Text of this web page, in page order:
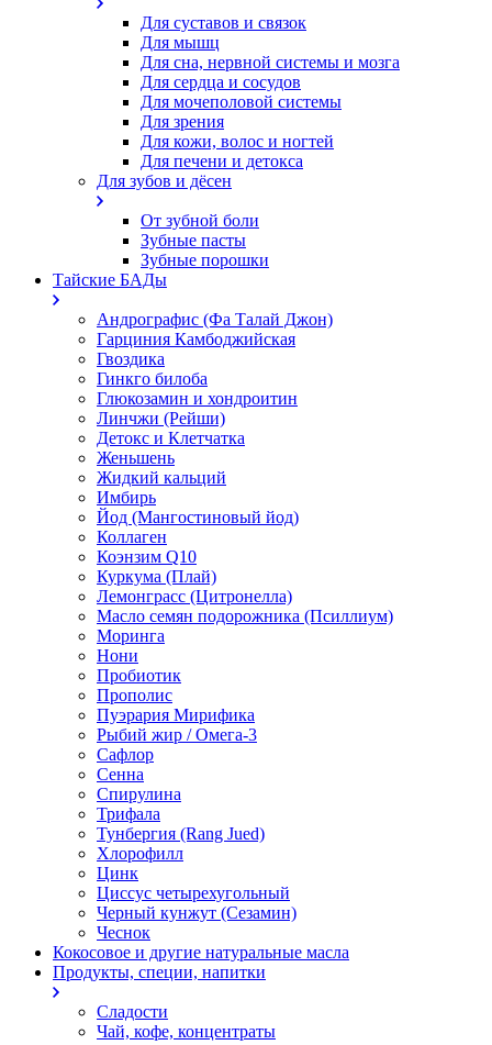
Для суставов и связок
Для мышц
Для сна, нервной системы и мозга
Для сердца и сосудов
Для мочеполовой системы
Для зрения
Для кожи, волос и ногтей
Для печени и детокса
Для зубов и дёсен
От зубной боли
Зубные пасты
Зубные порошки
Тайские БАДы
Андрографис (Фа Талай Джон)
Гарциния Камбоджийская
Гвоздика
Гинкго билоба
Глюкозамин и хондроитин
Линчжи (Рейши)
Детокс и Клетчатка
Женьшень
Жидкий кальций
Имбирь
Йод (Мангостиновый йод)
Коллаген
Коэнзим Q10
Куркума (Плай)
Лемонграсс (Цитронелла)
Масло семян подорожника (Псиллиум)
Моринга
Нони
Пробиотик
Прополис
Пуэрария Мирифика
Рыбий жир / Омега-3
Сафлор
Сенна
Спирулина
Трифала
Тунбергия (Rang Jued)
Хлорофилл
Цинк
Циссус четырехугольный
Черный кунжут (Сезамин)
Чеснок
Кокосовое и другие натуральные масла
Продукты, специи, напитки
Сладости
Чай, кофе, концентраты